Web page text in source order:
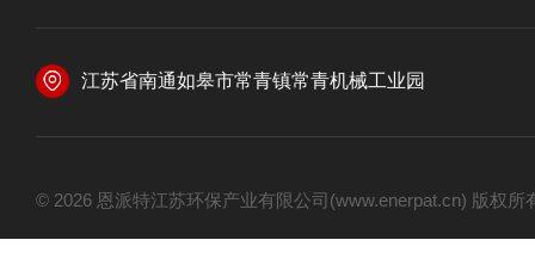
江苏省南通如皋市常青镇常青机械工业园
© 2026 恩派特江苏环保产业有限公司(www.enerpat.cn) 版权